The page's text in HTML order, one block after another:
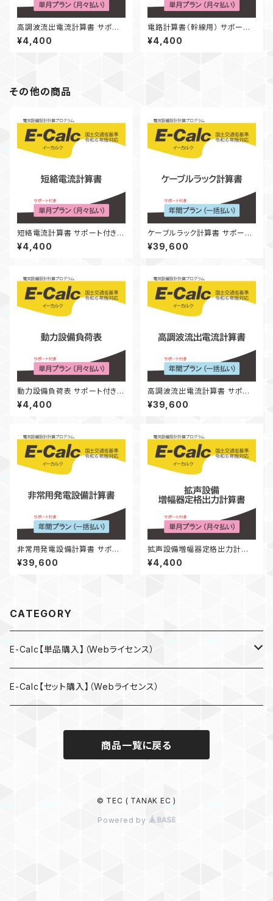
高調波流出電流計算書 サポー
ト付き 単月プラン（月々払い）
¥4,400
電路計算書（幹線用） サポート
付き 単月プラン（月々払い）
¥4,400
その他の商品
短絡電流計算書 サポート付き
単月プラン（月々払い）
¥4,400
ケーブルラック計算書 サポート
付き 年間プラン（一括払い）
¥39,600
動力設備負荷表 サポート付き
単月プラン（月々払い）
¥4,400
高調波流出電流計算書 サポー
ト付き 年間プラン（一括払い）
¥39,600
非常用発電設備計算書 サポー
ト付き 年間プラン（一括払い）
¥39,600
拡声設備増幅器定格出力計算
書 サポート付き 単月プラン
（月々払い）
¥4,400
CATEGORY
E-Calc【単品購入】（Webライセンス）
照度計算書／輝度計算書／消費電力削減効果の評価
動力設備負荷表
動力設備負荷容量集計表
E-Calc【セット購入】（Webライセンス）
商品一覧に戻る
© TEC ( TANAK EC )
Powered by